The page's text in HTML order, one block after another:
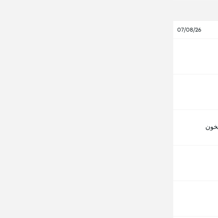
07/08/26